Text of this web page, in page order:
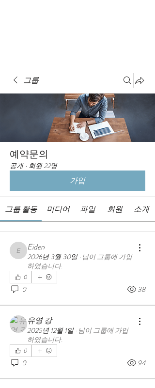
그룹
예약문의
공개 · 회원 22명
가입
그룹 활동 미디어 파일 회원 소개
Eiden
Eiden
2026년 3월 30일· 님이 그룹에 가입
하였습니다.
0
0 38
유영 강
2025년 12월 1일· 님이 그룹에 가입
하였습니다.
0
0 94